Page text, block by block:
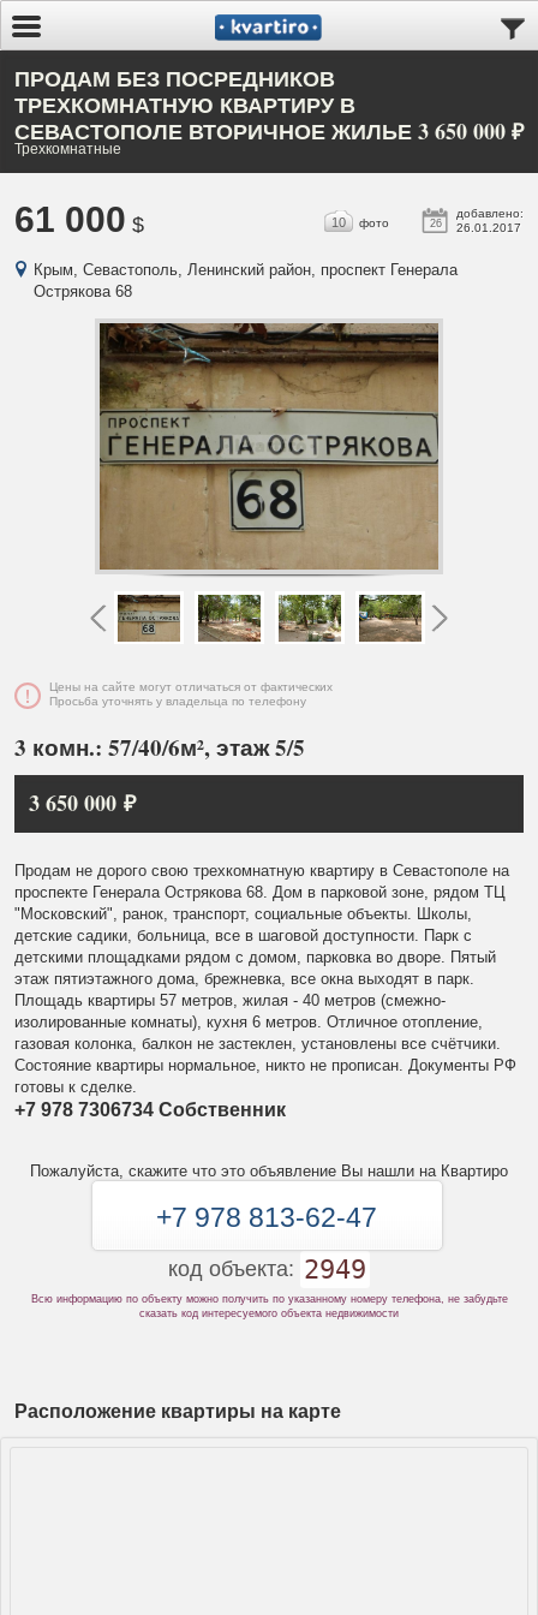
ПРОДАМ БЕЗ ПОСРЕДНИКОВ
ТРЕХКОМНАТНУЮ КВАРТИРУ В
СЕВАСТОПОЛЕ ВТОРИЧНОЕ ЖИЛЬЕ 3 650 000 ₽
Трехкомнатные
61 000 $ 26
добавлено:
26.01.2017
10 фото
Крым, Севастополь, Ленинский район, проспект Генерала
Острякова 68
Цены на сайте могут отличаться от фактических
Просьба уточнять у владельца по телефону
3 комн.: 57/40/6м², этаж 5/5
3 650 000 ₽
Продам не дорого свою трехкомнатную квартиру в Севастополе на
проспекте Генерала Острякова 68. Дом в парковой зоне, рядом ТЦ
"Московский", ранок, транспорт, социальные объекты. Школы,
детские садики, больница, все в шаговой доступности. Парк с
детскими площадками рядом с домом, парковка во дворе. Пятый
этаж пятиэтажного дома, брежневка, все окна выходят в парк.
Площадь квартиры 57 метров, жилая - 40 метров (смежно-
изолированные комнаты), кухня 6 метров. Отличное отопление,
газовая колонка, балкон не застеклен, установлены все счётчики.
Состояние квартиры нормальное, никто не прописан. Документы РФ
готовы к сделке.
+7 978 7306734 Собственник
Пожалуйста, скажите что это объявление Вы нашли на Квартиро
+7 978 813-62-47
код объекта: 2949
Всю информацию по объекту можно получить по указанному номеру телефона, не забудьте
сказать код интересуемого объекта недвижимости
Расположение квартиры на карте